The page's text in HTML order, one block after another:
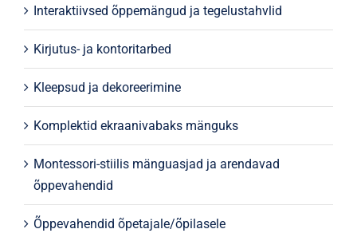
Interaktiivsed õppemängud ja tegelustahvlid
Kirjutus- ja kontoritarbed
Kleepsud ja dekoreerimine
Komplektid ekraanivabaks mänguks
Montessori-stiilis mänguasjad ja arendavad
õppevahendid
Õppevahendid õpetajale/õpilasele